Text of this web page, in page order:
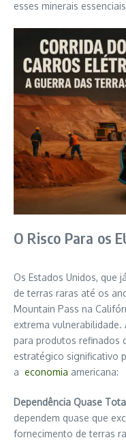
esses minerais
O Risco Para os
Os Estados Unidos, que
de terras raras até os
Mountain Pass na
extrema vulnerabilidade.
para produtos refinados
estratégico significativo
a economia americana:
Dependência Quase
dependem quase que
fornecimento de terras